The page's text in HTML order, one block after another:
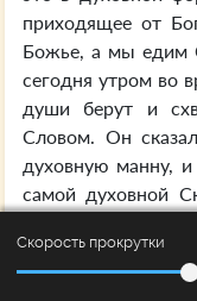
приходящее от
Божье, а мы едим
сегодня утром во
души берут и
Словом. Он
духовную манну,
самой духовной
E-67 Так чему же
Скорость прокрутки